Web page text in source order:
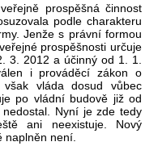
prospěšná činnost
podle charakteru
Jenže s právní formou
prospěšnosti určuje
3. 2012 a účinný od 1. 1.
i prováděcí zákon o
však vláda dosud vůbec
po vládní budově již od
Nyní je zde tedy
ani neexistuje. Nový
naplněn není.